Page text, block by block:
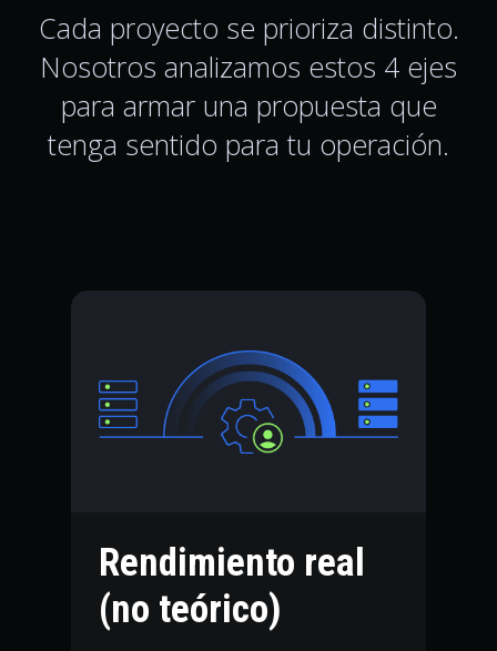
Cada proyecto se prioriza distinto.
Nosotros analizamos estos 4 ejes
para armar una propuesta que
tenga sentido para tu operación.
Rendimiento real
(no teórico)